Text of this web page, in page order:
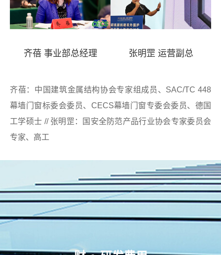
齐蓓 事业部总经理 张明罡 运营副总
齐蓓：中国建筑金属结构协会专家组成员、SAC/TC 448
幕墙门窗标委会委员、CECS幕墙门窗专委会委员、德国
工学硕士 // 张明罡：国安全防范产品行业协会专家委员会
专家、高工